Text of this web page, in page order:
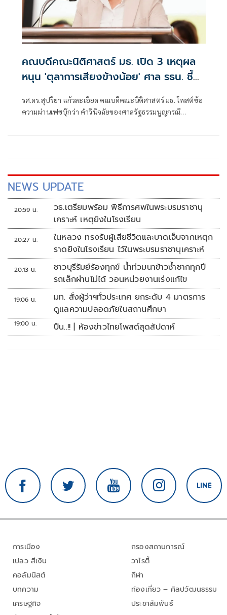
คณบดีคณะนิติศาสตร์ มธ. เปิด 3 เหตุผล
หนุน 'ตุลาการเสียงข้างน้อย' ศาล รธน. ชี้
รศ.ดร.สุปรียา แก้วละเอียด คณบดีคณะนิติศาสตร์ มธ. โพสต์ข้อ
ความผ่านเฟซบุ๊กว่า คำวินิจฉัยของศาลรัฐธรรมนูญกรณี
NEWS UPDATE
20:59 น.
วธ.เตรียมพร้อม พิธีการศพในพระบรมราชานุ
เคราะห์ เหตุยิงในโรงเรียน
20:27 น.
ในหลวง ทรงรับผู้เสียชีวิตและบาดเจ็บจากเหตุก
ราดยิงในโรงเรียน ไว้ในพระบรมราชานุเคราะห์
20:13 น.
ชาวบุรีรัมย์ร้องทุกข์ น้ำท่วมนาข้าวซ้ำซากทุกปี
รถเล็กผ่านไม่ได้ วอนหน่วยงานเร่งแก้ไข
19:06 น.
มท. สั่งผู้ว่าฯทั่วประเทศ ยกระดับ 4 มาตรการ
ดูแลความปลอดภัยในสถานศึกษา
19:00 น. ปืน..!! | ห้องข่าวไทยโพสต์สุดสัปดาห์
การเมือง
เปลว สีเงิน
คอลัมนิสต์
บทความ
เศรษฐกิจ
กรองสถานการณ์
วาไรตี้
กีฬา
ท่องเที่ยว – ศิลปวัฒนธรรม
ประชาสัมพันธ์